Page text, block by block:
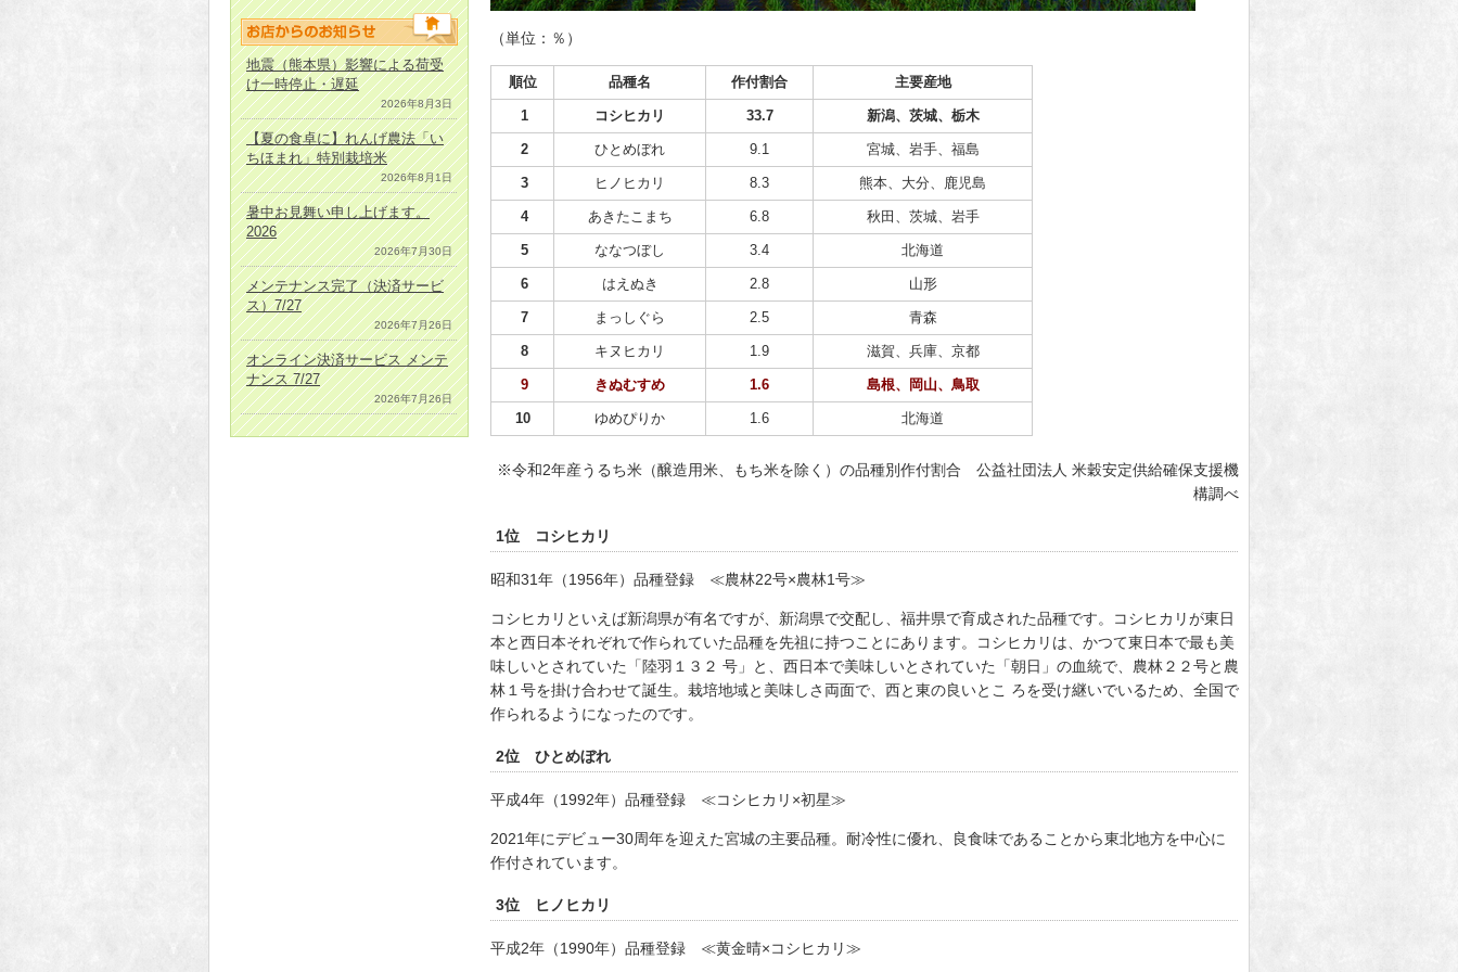
地震（熊本県）影響による荷受
け一時停止・遅延
2026年8月3日
【夏の食卓に】れんげ農法「い
ちほまれ」特別栽培米
2026年8月1日
暑中お見舞い申し上げます。
2026
2026年7月30日
メンテナンス完了（決済サービ
ス）7/27
2026年7月26日
オンライン決済サービス メンテ
ナンス 7/27
2026年7月26日
（単位：％）
順位 品種名 作付割合 主要産地
1 コシヒカリ 33.7 新潟、茨城、栃木
2 ひとめぼれ 9.1 宮城、岩手、福島
3 ヒノヒカリ 8.3 熊本、大分、鹿児島
4 あきたこまち 6.8 秋田、茨城、岩手
5 ななつぼし 3.4 北海道
6 はえぬき 2.8 山形
7 まっしぐら 2.5 青森
8 キヌヒカリ 1.9 滋賀、兵庫、京都
9 きぬむすめ 1.6 島根、岡山、鳥取
10 ゆめぴりか 1.6 北海道
※令和2年産うるち米（醸造用米、もち米を除く）の品種別作付割合 公益社団法人 米穀安定供給確保支援機
構調べ
1位 コシヒカリ
昭和31年（1956年）品種登録 ≪農林22号×農林1号≫
コシヒカリといえば新潟県が有名ですが、新潟県で交配し、福井県で育成された品種です。コシヒカリが東日
本と西日本それぞれで作られていた品種を先祖に持つことにあります。コシヒカリは、かつて東日本で最も美
味しいとされていた「陸羽１３２ 号」と、西日本で美味しいとされていた「朝日」の血統で、農林２２号と農
林１号を掛け合わせて誕生。栽培地域と美味しさ両面で、西と東の良いとこ ろを受け継いでいるため、全国で
作られるようになったのです。
2位 ひとめぼれ
平成4年（1992年）品種登録 ≪コシヒカリ×初星≫
2021年にデビュー30周年を迎えた宮城の主要品種。耐冷性に優れ、良食味であることから東北地方を中心に
作付されています。
3位 ヒノヒカリ
平成2年（1990年）品種登録 ≪黄金晴×コシヒカリ≫